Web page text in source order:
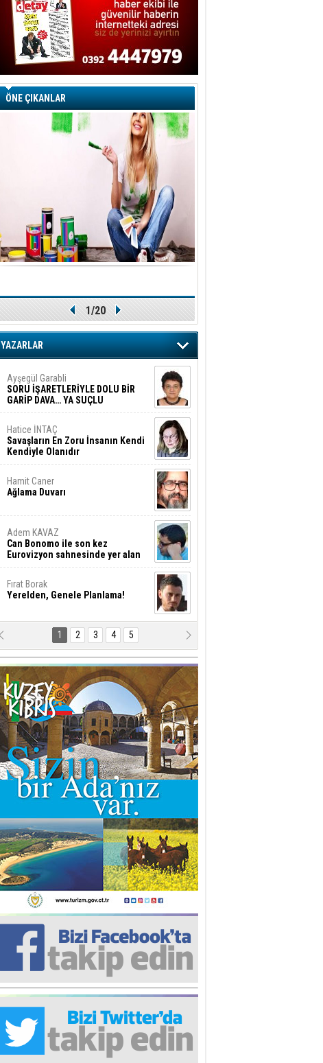
ÖNE ÇIKANLAR
1/20
YAZARLAR
Ayşegül Garabli
SORU İŞARETLERİYLE DOLU BİR
GARİP DAVA… YA SUÇLU
DEĞİLSE???
Hatice İNTAÇ
Savaşların En Zoru İnsanın Kendi
Kendiyle Olanıdır
Hamit Caner
Ağlama Duvarı
Adem KAVAZ
Can Bonomo ile son kez
Eurovizyon sahnesinde yer alan
Türkiye 10 yıl aradan sonra
Fırat Borak
Yerelden, Genele Planlama!
Erkut YILMABAŞAR
Bayrak tartışmaları ve ihalesiz
işler!
Arif Alasya
2015 SONRASI VE AKINCI.
Fatma Baysal
SURLAR İÇİ’NDE KOLAYDIR ÖLMEK
Ediz TUNCEL
Göz göre göre…
Taner ULUTAŞ
İnşallah St. Lois ile Hakkaido
Adası gibi olmayız !...
Ali KİŞMİR
FIRSAT VE KORKU
Turgut ÇALICI
İki Lakırdı da benden!
Yrd. Doç. Ercan HOŞKARA
Yatırım Yapmazsan Var Olamazsın:
Hedefteki Kurum Kıb-Tek
Rana Sarro
Başıma gelen skandal olayı
1 2 3 4 5